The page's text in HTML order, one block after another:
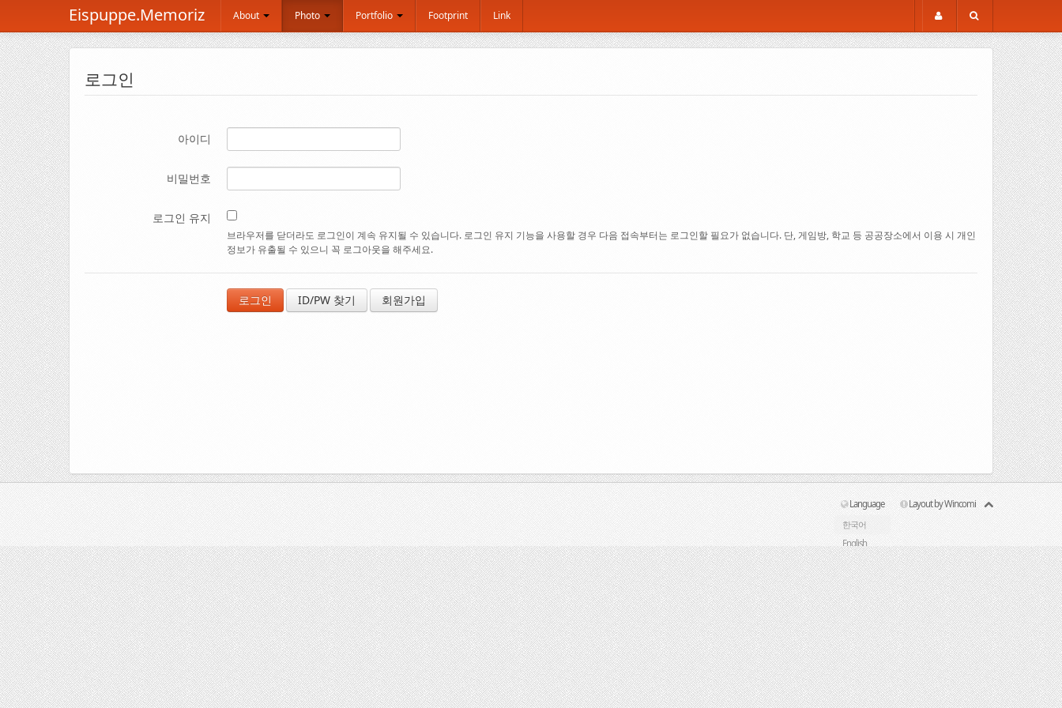
Eispuppe.Memoriz About Photo Portfolio Footprint Link
로그인
아이디
비밀번호
로그인 유지
브라우저를 닫더라도 로그인이 계속 유지될 수 있습니다. 로그인 유지 기능을 사용할 경우 다음 접속부터는 로그인할 필요가 없습니다. 단, 게임방, 학교 등 공공장소에서 이용 시 개인
정보가 유출될 수 있으니 꼭 로그아웃을 해주세요.
ID/PW 찾기 회원가입
Language
한국어
English
Layout by Wincomi